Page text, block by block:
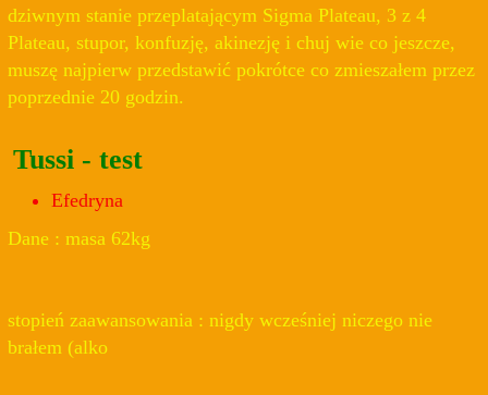
dziwnym stanie przeplatającym Sigma Plateau, 3 z 4
Plateau, stupor, konfuzję, akinezję i chuj wie co jeszcze,
muszę najpierw przedstawić pokrótce co zmieszałem przez
poprzednie 20 godzin.
Tussi - test
Efedryna
Dane : masa 62kg
stopień zaawansowania : nigdy wcześniej niczego nie
brałem (alko